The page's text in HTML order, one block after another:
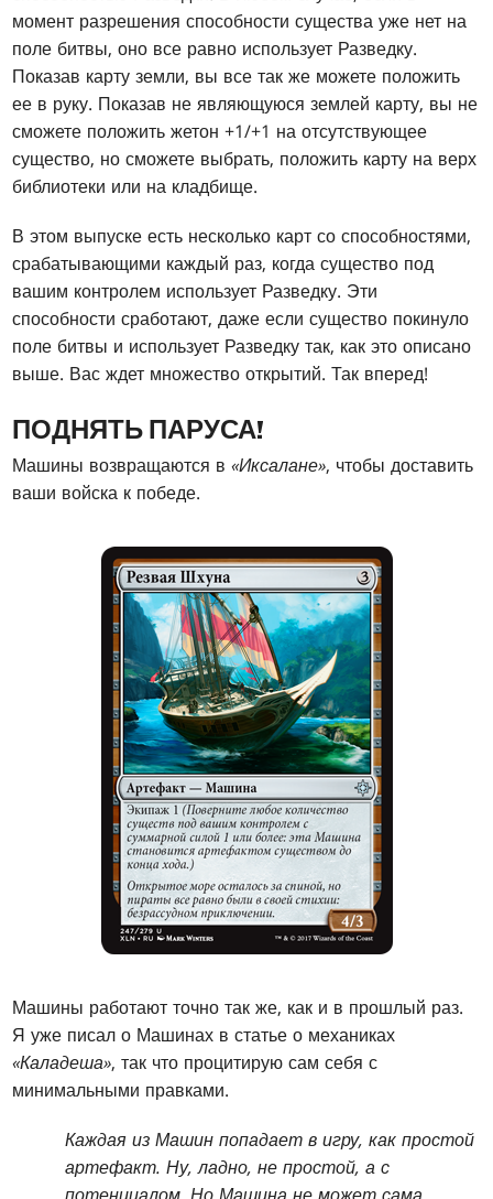
момент разрешения способности существа уже нет на
поле битвы, оно все равно использует Разведку.
Показав карту земли, вы все так же можете положить
ее в руку. Показав не являющуюся землей карту, вы не
сможете положить жетон +1/+1 на отсутствующее
существо, но сможете выбрать, положить карту на верх
библиотеки или на кладбище.
В этом выпуске есть несколько карт со способностями,
срабатывающими каждый раз, когда существо под
вашим контролем использует Разведку. Эти
способности сработают, даже если существо покинуло
поле битвы и использует Разведку так, как это описано
выше. Вас ждет множество открытий. Так вперед!
ПОДНЯТЬ ПАРУСА!
Машины возвращаются в«Иксалане», чтобы доставить
ваши войска к победе.
Машины работают точно так же, как и в прошлый раз.
Я уже писал о Машинах в статье о механиках
«Каладеша», так что процитирую сам себя с
минимальными правками.
Каждая из Машин попадает в игру, как простой
артефакт. Ну, ладно, не простой, а с